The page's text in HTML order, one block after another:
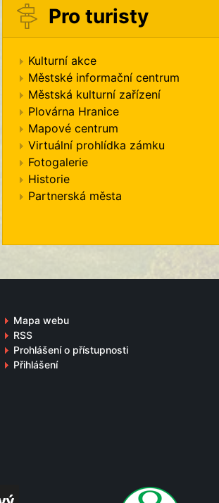
Pro turisty
Kulturní akce
Městské informační centrum
Městská kulturní zařízení
Plovárna Hranice
Mapové centrum
Virtuální prohlídka zámku
Fotogalerie
Historie
Partnerská města
Mapa webu
RSS
Prohlášení o přístupnosti
Přihlášení